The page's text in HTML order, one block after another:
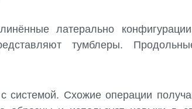
латерально
тумблеры.
системой. Схожие операции